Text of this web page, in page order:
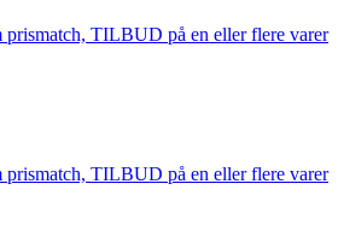
TILBUD på en eller flere varer
TILBUD på en eller flere varer